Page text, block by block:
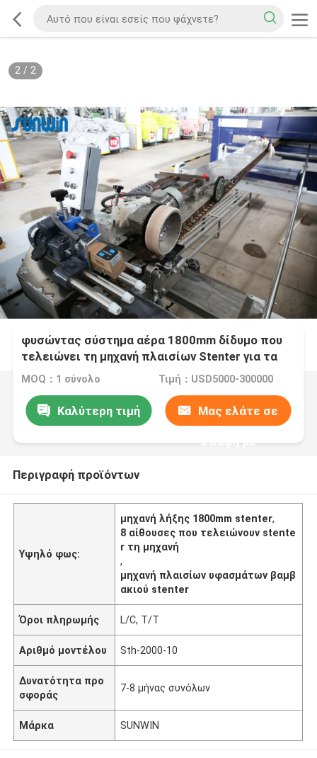
2/ 2
φυσώντας σύστημα αέρα 1800mm δίδυμο που
τελειώνει τη μηχανή πλαισίων Stenter για τα
υφάσματα βαμβακιού
MOQ：1 σύνολο Τιμή：USD5000-300000
Καλύτερη τιμή Μας ελάτε σε
επαφή με
Περιγραφή προϊόντων
Υψηλό φως:
μηχανή λήξης 1800mm stenter,
8 αίθουσες που τελειώνουν stente
r τη μηχανή
,
μηχανή πλαισίων υφασμάτων βαμβ
ακιού stenter
Όροι πληρωμής L/C, T/T
Αριθμό μοντέλου Sth-2000-10
Δυνατότητα προ
σφοράς
7-8 μήνας συνόλων
Μάρκα SUNWIN